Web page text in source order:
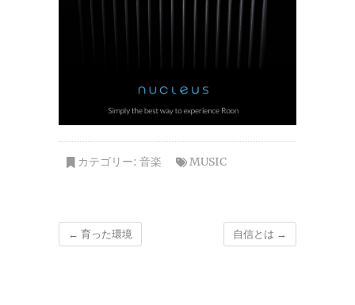
カテゴリー: 音楽 MUSIC
← 育った環境 自信とは →